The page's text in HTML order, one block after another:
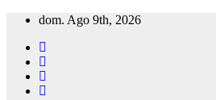
Saltar
contenido
dom. Ago 9th, 2026